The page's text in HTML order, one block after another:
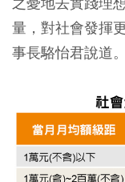
量，對社會發揮
事長駱怡君說道。